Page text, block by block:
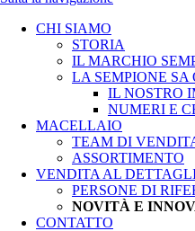
CHI SIAMO
STORIA
IL MARCHIO
LA SEMPIONE SA
IL NOSTRO
NUMERI E
MACELLAIO
TEAM DI
ASSORTIMENTO
VENDITA AL
PERSONE DI
NOVITÀ E
CONTATTO